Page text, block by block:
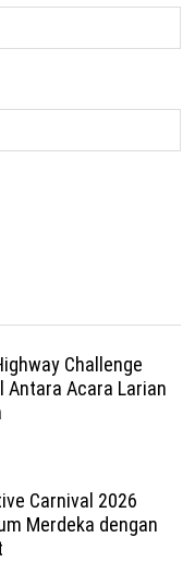
Challenge
Antara Acara Larian
Carnival 2026
Merdeka dengan